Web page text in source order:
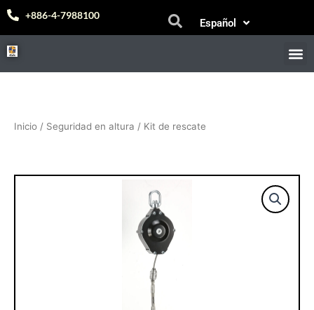
+886-4-7988100
Español
中文 (台灣)
Inicio / Seguridad en altura / Kit de rescate